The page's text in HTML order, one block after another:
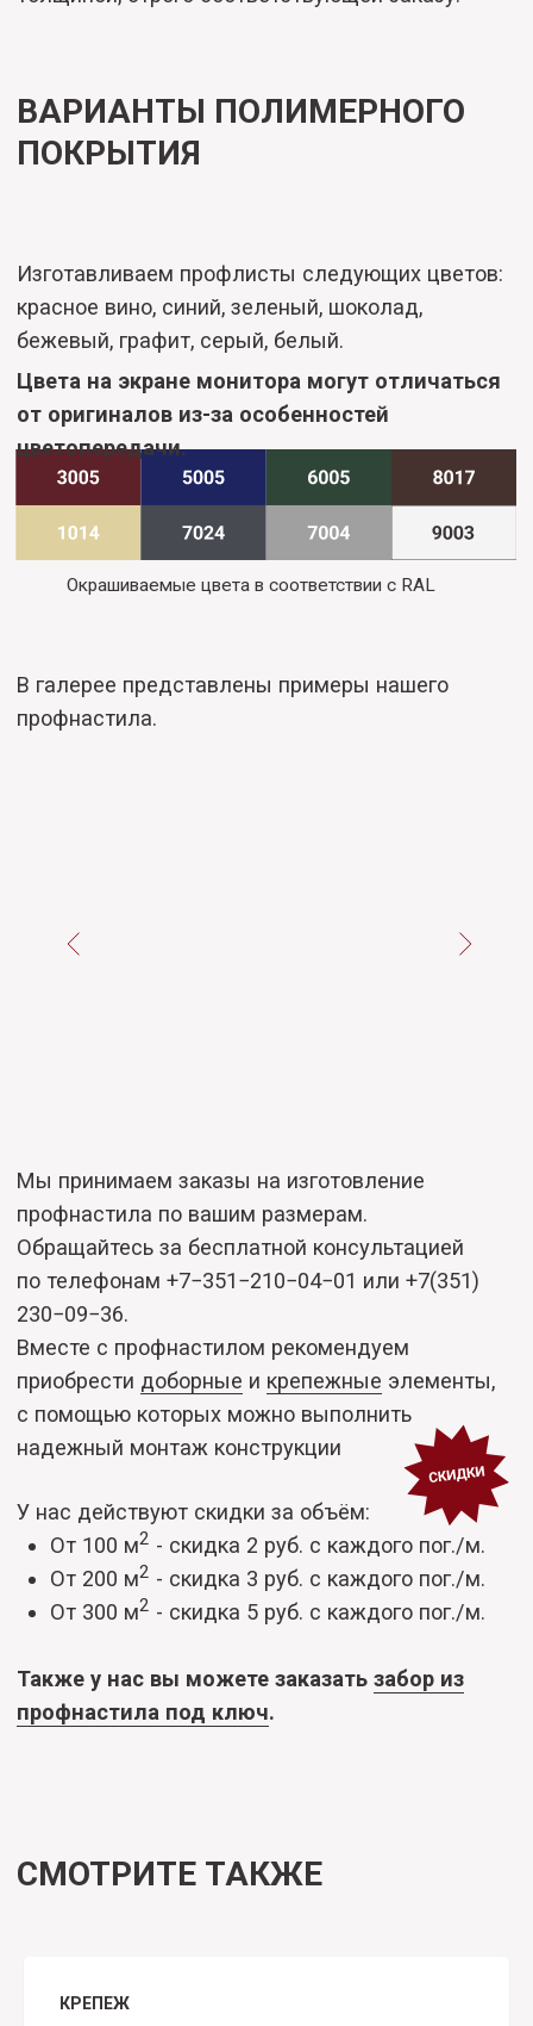
надежный монтаж конструкции
Также у нас вы можете заказатьзабор из
профнастила под ключ.
У нас действуют скидки за объём:
СМОТРИТЕ ТАКЖЕ
КРЕПЕЖ
📞Позвоните нам (+7 904 976-99-65) прямо сейчас — и
получите свой заказ